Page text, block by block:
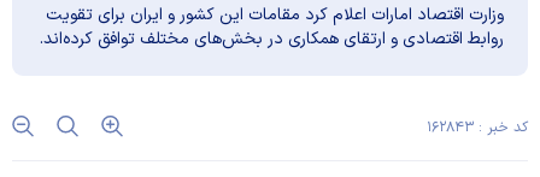
وزارت اقتصاد امارات اعلام کرد مقامات این کشور و ایران برای تقویت
روابط اقتصادی و ارتقای همکاری در بخش‌های مختلف توافق کرده‌اند.
کد خبر : ۱۶۲۸۴۳